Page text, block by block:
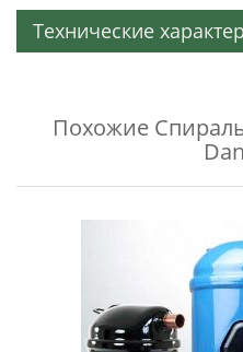
Технические
Похожие